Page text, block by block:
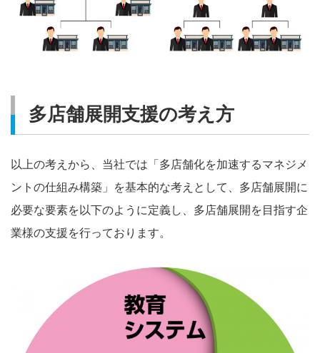
多店舗展開支援の考え方
以上の考えから、当社では「多店舗化を加速するマネジメ
ントの仕組み構築」を基本的な考えとして、多店舗展開に
必要な要素を以下のように定義し、多店舗展開を目指す企
業様の支援を行っております。